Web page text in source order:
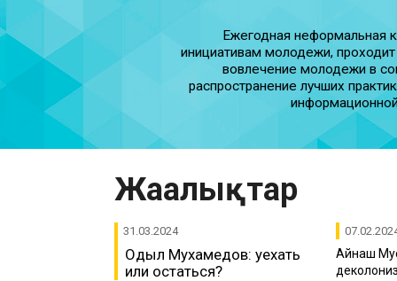
Ежегодная неформальная
инициативам молодежи,
вовлечение молодежи в
распространение лучших
Жаңалықтар
31.03.2024
Одыл Мухамедов: уехать
или остаться?
Айнаш